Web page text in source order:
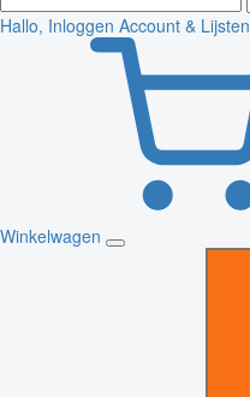
Hallo, Inloggen Account & Lijsten
Winkelwagen